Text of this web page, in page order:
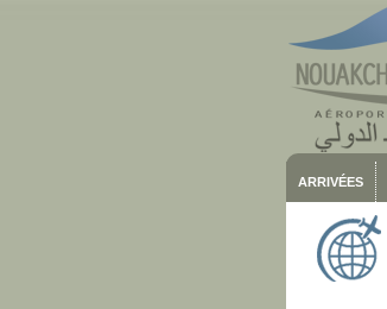
ARRIVÉES